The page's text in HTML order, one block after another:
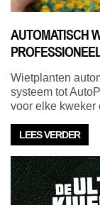
AUTOMATISCH
Wietplanten
systeem tot
voor elke kweker
LEES VERDER